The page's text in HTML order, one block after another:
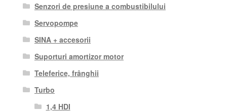
Senzori de presiune a combustibilului
Servopompe
SINA + accesorii
Suporturi amortizor motor
Teleferice, frânghii
Turbo
1,4 HDI